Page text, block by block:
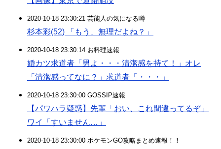
2020-10-18 23:30:21 芸能人の気になる噂
杉本彩(52) 「もう、無理だよね？」
2020-10-18 23:30:14 お料理速報
婚カツ求道者「男よ・・・清潔感を持て！」オレ
「清潔感ってなに？」求道者「・・・」
2020-10-18 23:30:00 GOSSIP速報
【パワハラ疑惑】先輩「おい、これ間違ってるぞ」
ワイ「すいません…」
2020-10-18 23:30:00 ポケモンGO攻略まとめ速報！！